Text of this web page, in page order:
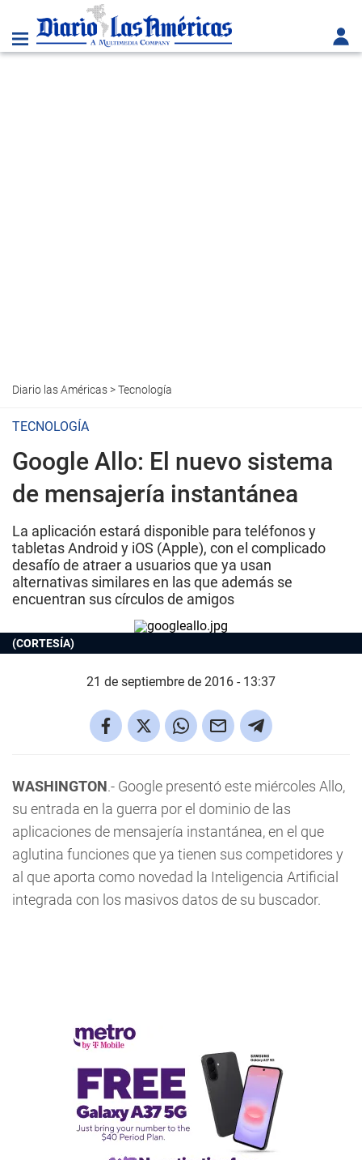
Diario las Américas>Tecnología
TECNOLOGÍA
Google Allo: El nuevo sistema
de mensajería instantánea
La aplicación estará disponible para teléfonos y
tabletas Android y iOS (Apple), con el complicado
desafío de atraer a usuarios que ya usan
alternativas similares en las que además se
encuentran sus círculos de amigos
(CORTESÍA)
21 de septiembre de 2016 - 13:37
WASHINGTON.- Google presentó este miércoles Allo,
su entrada en la guerra por el dominio de las
aplicaciones de mensajería instantánea, en el que
aglutina funciones que ya tienen sus competidores y
al que aporta como novedad la Inteligencia Artificial
integrada con los masivos datos de su buscador.